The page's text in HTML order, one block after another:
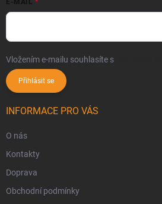
E-MAIL
Vložením e-mailu souhlasíte s
Přihlásit se
INFORMACE PRO VÁS
O nás
Kontakty
Doprava
Obchodní podmínky